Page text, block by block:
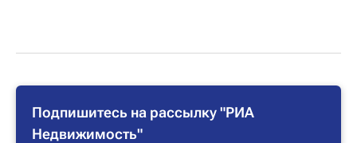
Подпишитесь на рассылку "РИА
Недвижимость"